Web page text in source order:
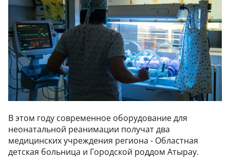
В этом году современное оборудование для
неонатальной реанимации получат два
медицинских учреждения региона - Областная
детская больница и Городской роддом Атырау.